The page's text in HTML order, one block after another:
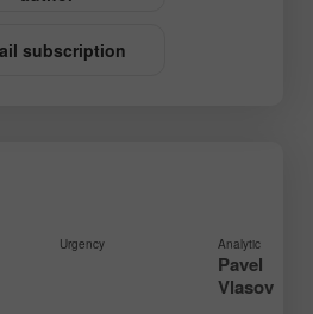
subscription
Urgency Analytic
Pavel
Vlasov